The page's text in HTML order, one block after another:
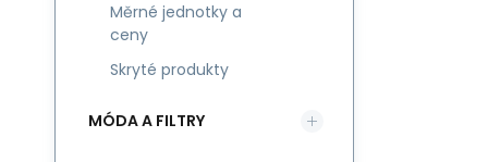
Měrné jednotky a
ceny
Skryté produkty
MÓDA A FILTRY